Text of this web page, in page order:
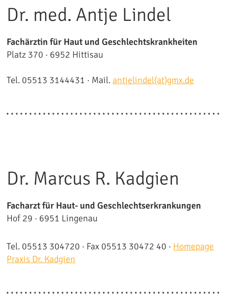
Dr. med. Antje Lindel
Fachärztin für Haut und Geschlechtskrankheiten
Platz 370 · 6952 Hittisau
Tel. 05513 3144431 · Mail. antjelindel(at)gmx.de
Dr. Marcus R. Kadgien
Facharzt für Haut- und Geschlechtserkrankungen
Hof 29 · 6951 Lingenau
Tel. 05513 304720 · Fax 05513 30472 40 · Homepage
Praxis Dr. Kadgien